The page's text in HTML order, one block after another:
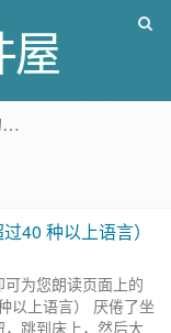
屋
40 种以上语言）
为您朗读页面上的
以上语言） 厌倦了坐
跳到床上，然后大